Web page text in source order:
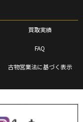
買取実績
FAQ
古物営業法に基づく表示